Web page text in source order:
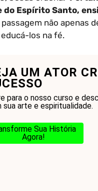
do Espírito Santo,
passagem não apenas
los na fé.
UM ATOR
para o nosso curso e
sua arte e espiritualidade.
Sua História
Agora!